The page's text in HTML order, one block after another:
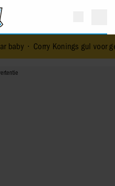
•Corry Konings gul voor gezin: